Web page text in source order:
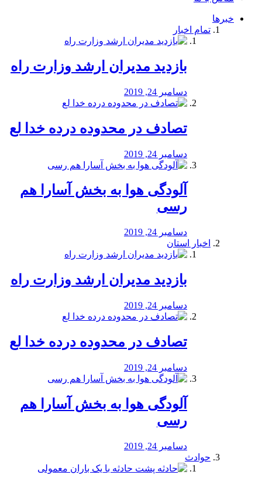
خبرها
تمام اخبار
بازدید مدیران ارشد وزارت راه
دسامبر 24, 2019
تصادف در محدوده درده خدا لع
دسامبر 24, 2019
آلودگی هوا به بخش آسارا هم
رسی
دسامبر 24, 2019
اخبار استان
بازدید مدیران ارشد وزارت راه
دسامبر 24, 2019
تصادف در محدوده درده خدا لع
دسامبر 24, 2019
آلودگی هوا به بخش آسارا هم
رسی
دسامبر 24, 2019
حوادث